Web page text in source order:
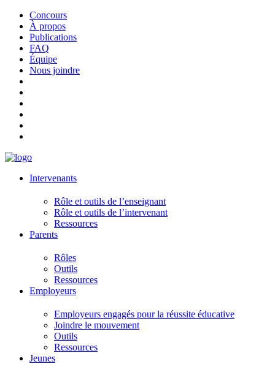
Concours
À propos
Publications
FAQ
Équipe
Nous joindre
Intervenants
Rôle et outils de l’enseignant
Rôle et outils de l’intervenant
Ressources
Parents
Rôles
Outils
Ressources
Employeurs
Employeurs engagés pour la réussite éducative
Joindre le mouvement
Outils
Ressources
Jeunes